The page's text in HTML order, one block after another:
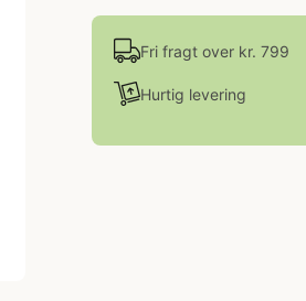
Fri fragt over kr. 799
Hurtig levering